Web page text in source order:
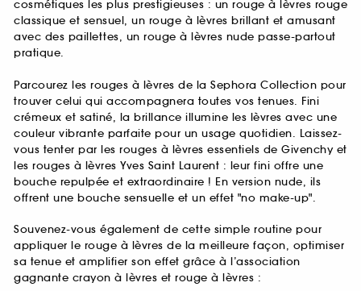
cosmétiques les plus prestigieuses : un rouge à lèvres rouge
classique et sensuel, un rouge à lèvres brillant et amusant
avec des paillettes, un rouge à lèvres nude passe-partout
pratique.
Parcourez les rouges à lèvres de la Sephora Collection pour
trouver celui qui accompagnera toutes vos tenues. Fini
crémeux et satiné, la brillance illumine les lèvres avec une
couleur vibrante parfaite pour un usage quotidien. Laissez-
vous tenter par les rouges à lèvres essentiels de Givenchy et
les rouges à lèvres Yves Saint Laurent : leur fini offre une
bouche repulpée et extraordinaire ! En version nude, ils
offrent une bouche sensuelle et un effet "no make-up".
Souvenez-vous également de cette simple routine pour
appliquer le rouge à lèvres de la meilleure façon, optimiser
sa tenue et amplifier son effet grâce à l’association
gagnante crayon à lèvres et rouge à lèvres :